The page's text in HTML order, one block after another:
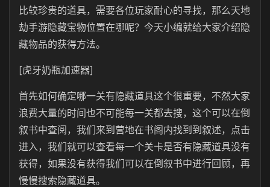
比较珍贵的道具，需要各位玩家耐心的寻找，那么天地
劫手游隐藏宝物位置在哪呢？今天小编就给大家介绍隐
藏物品的获得方法。
[虎牙奶瓶加速器]
首先如何确定哪一关有隐藏道具这个很重要，不然大家
浪费大量的时间也不可能每一关都去搜，这个可以在倒
叙书中查阅，我们来到营地在书阁内找到到叙述，点击
进入，我们就可以查看每一个关卡是否有隐藏道具没有
获得，如果没有获得我们可以在倒叙书中进行回顾，再
慢慢搜索隐藏道具。